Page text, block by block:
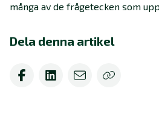
många av de frågetecken som
Dela denna artikel